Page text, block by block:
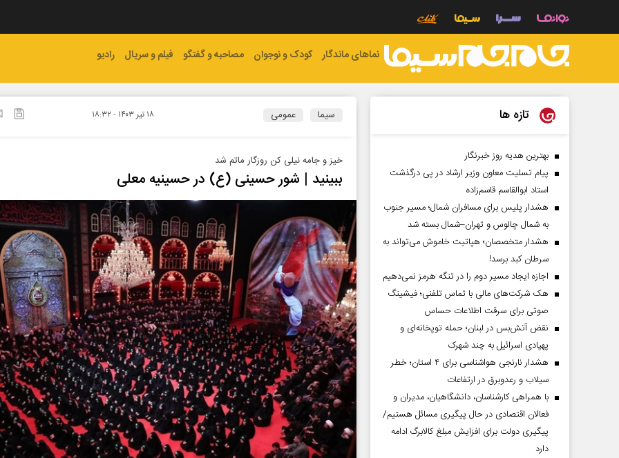
نماهای ماندگار کودک و نوجوان مصاحبه و گفتگو فیلم و سریال رادیو
سیما عمومی ۱۸ تير ۱۴۰۳ - ۱۸:۳۲
خیز و جامه نیلی کن روزگار ماتم شد
ببینید | شور حسینی (ع) در حسینیه معلی
تازه ها
بهترین هدیه روز خبرنگار
پیام تسلیت معاون وزیر ارشاد در پی درگذشت
استاد ابوالقاسم قاسم‌زاده
هشدار پلیس برای مسافران شمال؛ مسیر جنوب
به شمال چالوس و تهران–شمال بسته شد
هشدار متخصصان؛ هپاتیت خاموش می‌تواند به
سرطان کبد برسد!
اجازه ایجاد مسیر دوم را در تنگه هرمز نمی‌دهیم
هک شرکت‌های مالی با تماس تلفنی؛ فیشینگ
صوتی برای سرقت اطلاعات حساس
نقض آتش‌بس در لبنان؛ حمله توپخانه‌ای و
پهپادی اسرائیل به چند شهرک
هشدار نارنجی هواشناسی برای ۴ استان؛ خطر
سیلاب و رعدوبرق در ارتفاعات
با همراهی کارشناسان، دانشگاهیان، مدیران و
فعالان اقتصادی در حال پیگیری مسائل هستیم/
پیگیری دولت برای افزایش مبلغ کالابرگ ادامه
دارد